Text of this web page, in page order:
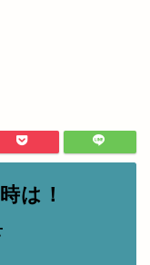
は！